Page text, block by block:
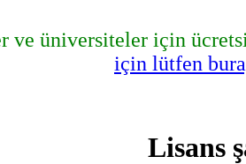
ve üniversiteler için
için lütfen
Lisans